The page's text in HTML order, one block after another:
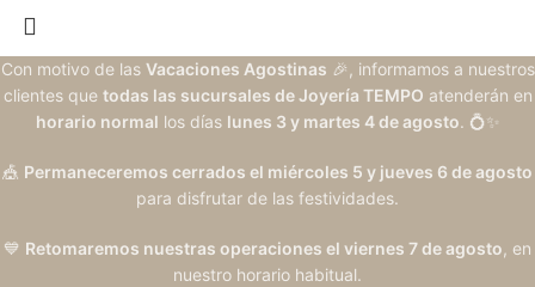
Con motivo de las Vacaciones Agostinas 🎉, informamos a nuestros
clientes que todas las sucursales de Joyería TEMPO atenderán en
horario normal los días lunes 3 y martes 4 de agosto. 💍✨
🎪 Permaneceremos cerrados el miércoles 5 y jueves 6 de agosto
para disfrutar de las festividades.
💙 Retomaremos nuestras operaciones el viernes 7 de agosto, en
nuestro horario habitual.